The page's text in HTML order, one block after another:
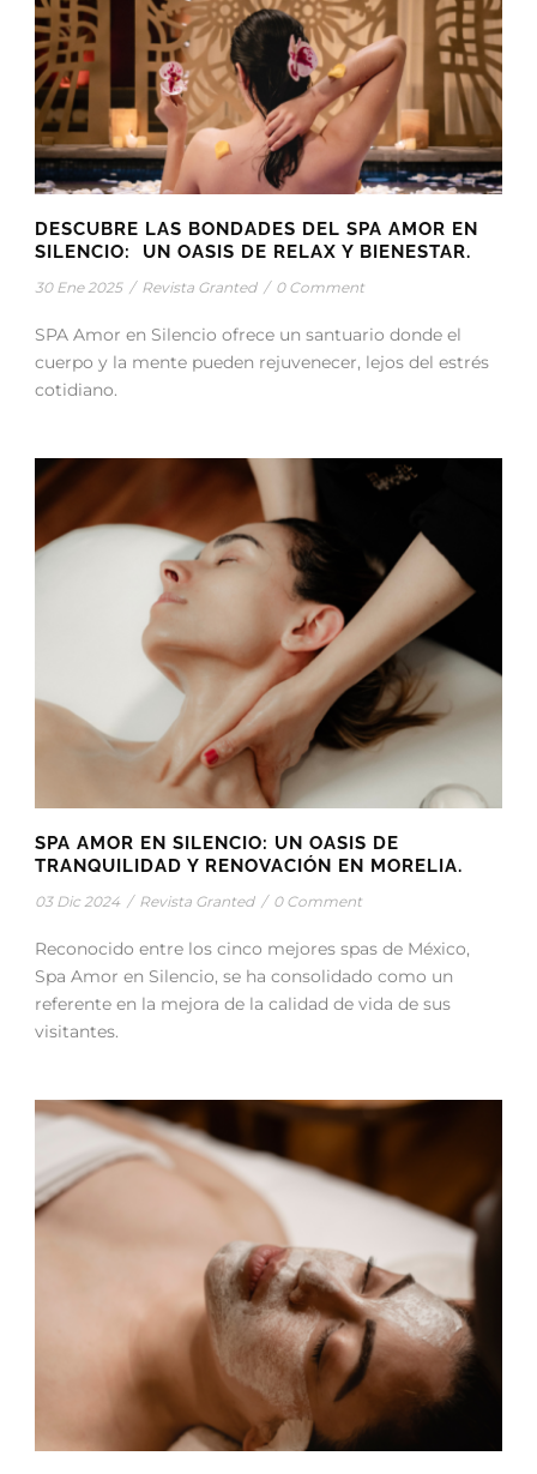
DESCUBRE LAS BONDADES DEL SPA AMOR EN
SILENCIO: UN OASIS DE RELAX Y BIENESTAR.
30 Ene 2025 / Revista Granted / 0 Comment
SPA Amor en Silencio ofrece un santuario donde el
cuerpo y la mente pueden rejuvenecer, lejos del estrés
cotidiano.
SPA AMOR EN SILENCIO: UN OASIS DE
TRANQUILIDAD Y RENOVACIÓN EN MORELIA.
03 Dic 2024 / Revista Granted / 0 Comment
Reconocido entre los cinco mejores spas de México,
Spa Amor en Silencio, se ha consolidado como un
referente en la mejora de la calidad de vida de sus
visitantes.